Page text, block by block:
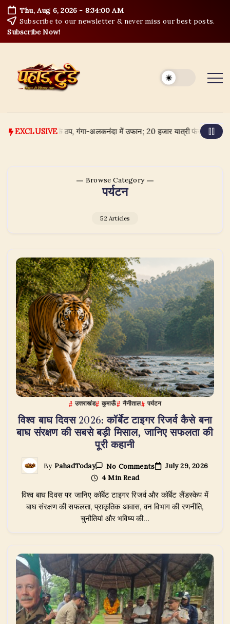
Skip
to
content
Thu, Aug 6, 2026 - 8:34:02 AM
Subscribe to our newsletter & never miss our best posts.
Subscribe Now!
EXCLUSIVE
ठप, गंगा-अलकनंदा में उफान; 20 हजार यात्री फंसे, 5 जिलों में स्कूल बंद
Browse Category
पर्यटन
52 Articles
उत्तराखंड कुमाऊँ नैनीताल पर्यटन
विश्व बाघ दिवस 2026: कॉर्बेट टाइगर रिजर्व कैसे बना
बाघ संरक्षण की सबसे बड़ी मिसाल, जानिए सफलता की
पूरी कहानी
By PahadToday No CommentsOn
दिवस
2026:
कॉर्बेट
कैसे
बाघ
संरक्षण
की
सबसे
बड़ी
मिसाल,
जानिए
सफलता
की
पूरी
July 29, 2026
4 Min Read
विश्व बाघ दिवस पर जानिए कॉर्बेट टाइगर रिजर्व और कॉर्बेट लैंडस्केप में
बाघ संरक्षण की सफलता, प्राकृतिक आवास, वन विभाग की रणनीति,
चुनौतियां और भविष्य की…